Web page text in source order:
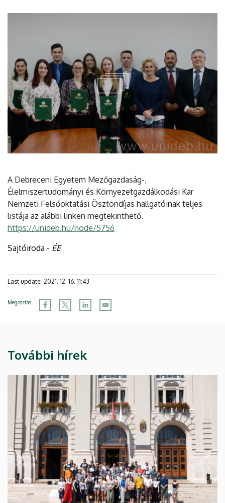
A Debreceni Egyetem Mezőgazdaság-,
Élelmiszertudományi és Környezetgazdálkodási Kar
Nemzeti Felsőoktatási Ösztöndíjas hallgatóinak teljes
listája az alábbi linken megtekinthető.
https://unideb.hu/node/5756
Sajtóiroda - ÉE
Last update: 2021. 12. 16. 11:43
Megosztás
További hírek